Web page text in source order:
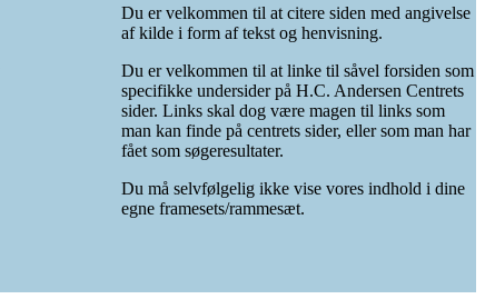
Du er velkommen til at citere siden med angivelse
af kilde i form af tekst og henvisning.
Du er velkommen til at linke til såvel forsiden som
specifikke undersider på H.C. Andersen Centrets
sider. Links skal dog være magen til links som
man kan finde på centrets sider, eller som man har
fået som søgeresultater.
Du må selvfølgelig ikke vise vores indhold i dine
egne framesets/rammesæt.